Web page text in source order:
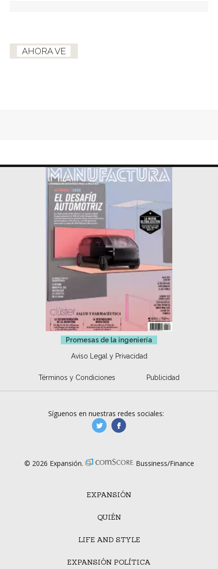
AHORA VE
Promesas de la ingeniería
Aviso Legal y Privacidad
Términos y Condiciones Publicidad
EXPANSIÓN
QUIÉN
LIFE AND STYLE
EXPANSIÓN POLÍTICA
Síguenos en nuestras redes sociales:
manufacturaGE
© 2026 Expansión. Bussiness/Finance